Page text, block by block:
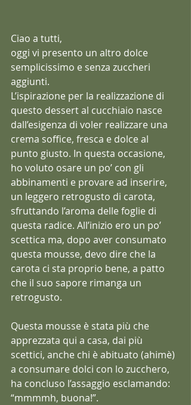
Ciao a tutti,
oggi vi presento un altro dolce
semplicissimo e senza zuccheri
aggiunti.
L’ispirazione per la realizzazione di
questo dessert al cucchiaio nasce
dall’esigenza di voler realizzare una
crema soffice, fresca e dolce al
punto giusto. In questa occasione,
ho voluto osare un po’ con gli
abbinamenti e provare ad inserire,
un leggero retrogusto di carota,
sfruttando l’aroma delle foglie di
questa radice. All’inizio ero un po’
scettica ma, dopo aver consumato
questa mousse, devo dire che la
carota ci sta proprio bene, a patto
che il suo sapore rimanga un
retrogusto.
Questa mousse è stata più che
apprezzata qui a casa, dai più
scettici, anche chi è abituato (ahimè)
a consumare dolci con lo zucchero,
ha concluso l’assaggio esclamando:
“mmmmh, buona!”.